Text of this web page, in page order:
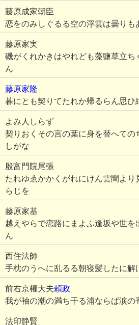
藤原成家朝臣
恋をのみしぐるる空の浮雲は曇りも
藤原家実
磯がくれかきはやれども藻鹽草立ち
ん
藤原家隆
暮にとも契りてたれか帰るらん思ひ
よみ人しらず
契りおくその言の葉に身を替へての
しがな
殷富門院尾張
たれゆゑかかくがれにけん雲間より
らじを
藤原家基
越えやらで恋路にまよふ逢坂や世を
ん
西住法師
手枕のうへに乱るる朝寝髪したに解
前右京權大夫頼政
我が袖の潮の満ち干る浦ならば涙の
法印静賢